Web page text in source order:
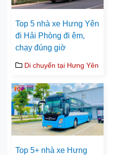
Top 5 nhà xe Hưng Yên
đi Hải Phòng đi êm,
chạy đúng giờ
Di chuyển tại Hưng Yên
Top 5+ nhà xe Hưng